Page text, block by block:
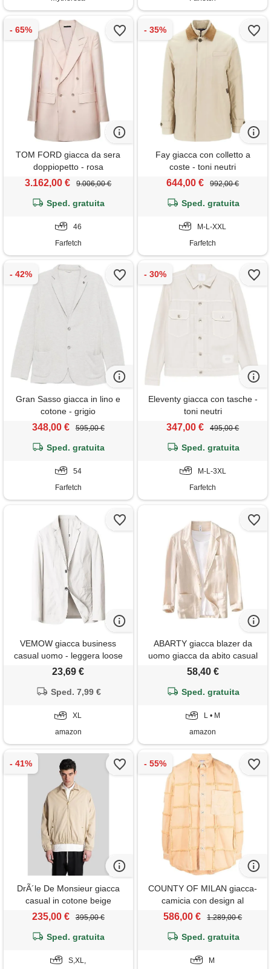
TOM FORD giacca da sera
doppiopetto - rosa
3.162,00 € 9.006,00 €
Sped. gratuita
46
Farfetch
Fay giacca con colletto a
coste - toni neutri
644,00 € 992,00 €
Sped. gratuita
M-L-XXL
Farfetch
Gran Sasso giacca in lino e
cotone - grigio
348,00 € 595,00 €
Sped. gratuita
54
Farfetch
Eleventy giacca con tasche -
toni neutri
347,00 € 495,00 €
Sped. gratuita
M-L-3XL
Farfetch
VEMOW giacca business
casual uomo - leggera loose
in lino e cotone, blazer colletto
blazer(1b-white, xl)
23,69 €
Sped. 7,99 €
XL
amazon
ABARTY giacca blazer da
uomo giacca da abito casual
elegante a righe in lino
a due bottoni giacca estiva
lavoro sportivo da lavoro kh
58,40 €
Sped. gratuita
L • M
amazon
DrÃ´le De Monsieur giacca
casual in cotone beige
235,00 € 395,00 €
Sped. gratuita
S,XL,
COUNTY OF MILAN giacca-
camicia con design al
rovescio - arancione
586,00 € 1.289,00 €
Sped. gratuita
M